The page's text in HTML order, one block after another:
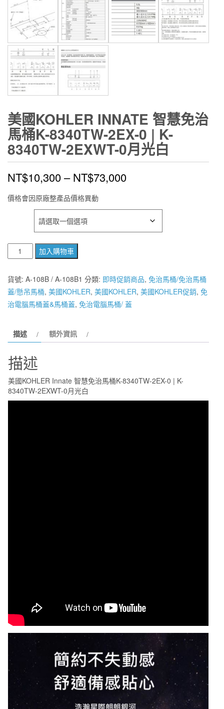
美國KOHLER INNATE 智慧免治
馬桶K-8340TW-2EX-0 | K-
8340TW-2EXWT-0月光白
NT$10,300–NT$73,000
價格會因原廠整產品價格異動
國
KOHLER
Innate
智
慧
治
桶
8340TW-
2EX-
加入購物車
貨號: A-108B / A-108B1 分類: 即時促銷商品, 免治馬桶/免治馬桶
蓋/懸吊馬桶, 美國KOHLER, 美國KOHLER, 美國KOHLER促銷, 免
治電腦馬桶蓋&馬桶蓋, 免治電腦馬桶/ 蓋
描述 額外資訊
描述
美國KOHLER Innate 智慧免治馬桶K-8340TW-2EX-0 | K-
8340TW-2EXWT-0月光白